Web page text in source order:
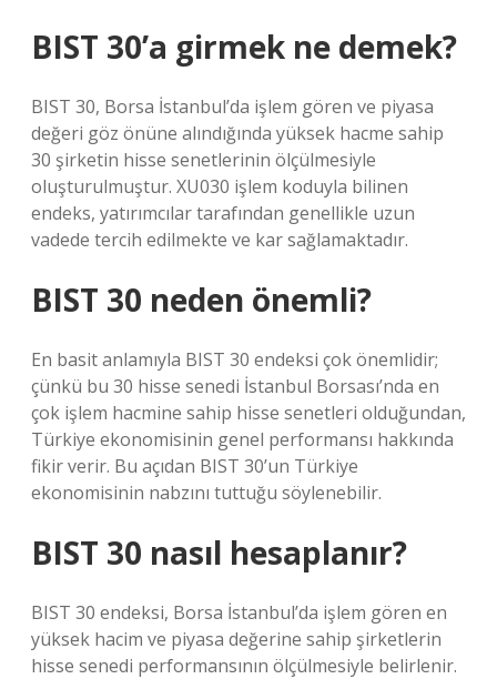
BIST 30’a girmek ne demek?
BIST 30, Borsa İstanbul’da işlem gören ve piyasa
değeri göz önüne alındığında yüksek hacme sahip
30 şirketin hisse senetlerinin ölçülmesiyle
oluşturulmuştur. XU030 işlem koduyla bilinen
endeks, yatırımcılar tarafından genellikle uzun
vadede tercih edilmekte ve kar sağlamaktadır.
BIST 30 neden önemli?
En basit anlamıyla BIST 30 endeksi çok önemlidir;
çünkü bu 30 hisse senedi İstanbul Borsası’nda en
çok işlem hacmine sahip hisse senetleri olduğundan,
Türkiye ekonomisinin genel performansı hakkında
fikir verir. Bu açıdan BIST 30’un Türkiye
ekonomisinin nabzını tuttuğu söylenebilir.
BIST 30 nasıl hesaplanır?
BIST 30 endeksi, Borsa İstanbul’da işlem gören en
yüksek hacim ve piyasa değerine sahip şirketlerin
hisse senedi performansının ölçülmesiyle belirlenir.